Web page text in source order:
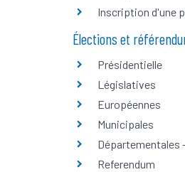
Inscription d'une
Élections et
Présidentielle
Législatives
Européennes
Municipales
Départementales
Referendum